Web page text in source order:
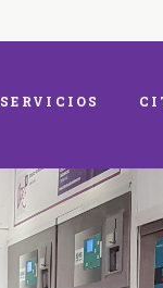
SERVICIOS